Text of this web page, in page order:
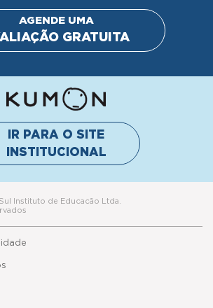
AGENDE UMA
GRATUITA
IR PARA O SITE
INSTITUCIONAL
Instituto de Educacão Ltda.